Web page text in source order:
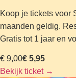
Koop je tickets voor
maanden geldig.
Gratis tot 1 jaar en
€ 9,00€ 5,95
Bekijk ticket →